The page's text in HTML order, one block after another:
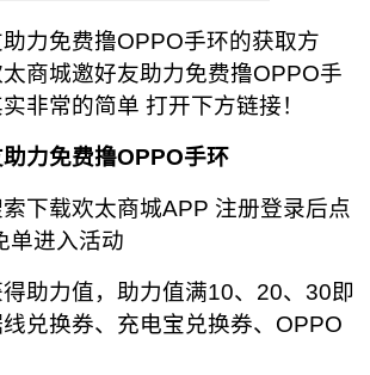
力免费撸OPPO手环的获取方
商城邀好友助力免费撸OPPO手
非常的简单 打开下方链接！
力免费撸OPPO手环
下载欢太商城APP 注册登录后点
单进入活动
助力值，助力值满10、20、30即
兑换券、充电宝兑换券、OPPO